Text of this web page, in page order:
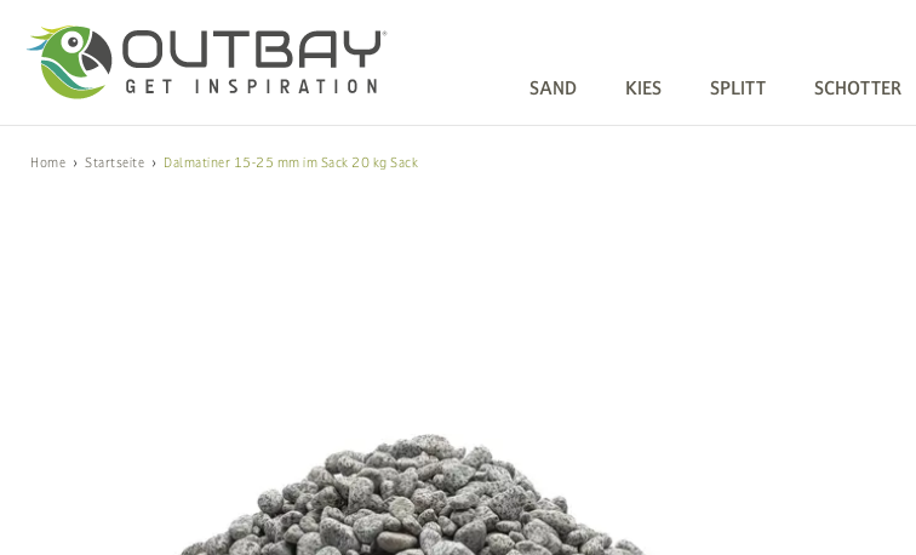
SAND KIES SPLITT SCHOTTER
Home Startseite Dalmatiner 15-25 mm im Sack 20 kg Sack